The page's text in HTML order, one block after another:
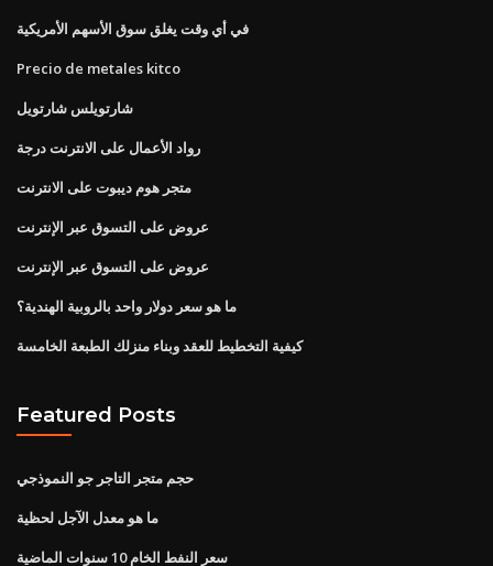
في أي وقت يغلق سوق الأسهم الأمريكية
Precio de metales kitco
شارتويلس شارتويل
رواد الأعمال على الانترنت درجة
متجر هوم ديبوت على الانترنت
عروض على التسوق عبر الإنترنت
عروض على التسوق عبر الإنترنت
ما هو سعر دولار واحد بالروبية الهندية؟
كيفية التخطيط للعقد وبناء منزلك الطبعة الخامسة
Featured Posts
حجم متجر التاجر جو النموذجي
ما هو معدل الآجل لحظية
سعر النفط الخام 10 سنوات الماضية